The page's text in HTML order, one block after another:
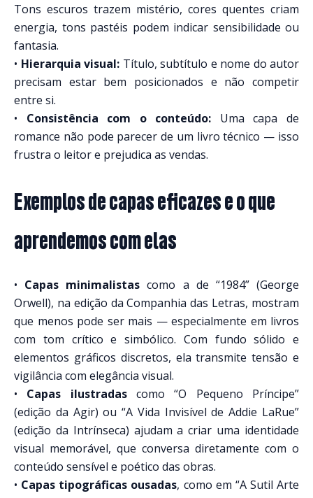
Tons escuros trazem mistério, cores quentes criam
energia, tons pastéis podem indicar sensibilidade ou
fantasia.
• Hierarquia visual: Título, subtítulo e nome do autor
precisam estar bem posicionados e não competir
entre si.
• Consistência com o conteúdo: Uma capa de
romance não pode parecer de um livro técnico — isso
frustra o leitor e prejudica as vendas.
Exemplos de capas eficazes e o que
aprendemos com elas
• Capas minimalistas como a de “1984” (George
Orwell), na edição da Companhia das Letras, mostram
que menos pode ser mais — especialmente em livros
com tom crítico e simbólico. Com fundo sólido e
elementos gráficos discretos, ela transmite tensão e
vigilância com elegância visual.
• Capas ilustradascomo “O Pequeno Príncipe”
(edição da Agir) ou “A Vida Invisível de Addie LaRue”
(edição da Intrínseca) ajudam a criar uma identidade
visual memorável, que conversa diretamente com o
conteúdo sensível e poético das obras.
• Capas tipográficas ousadas, como em “A Sutil Arte